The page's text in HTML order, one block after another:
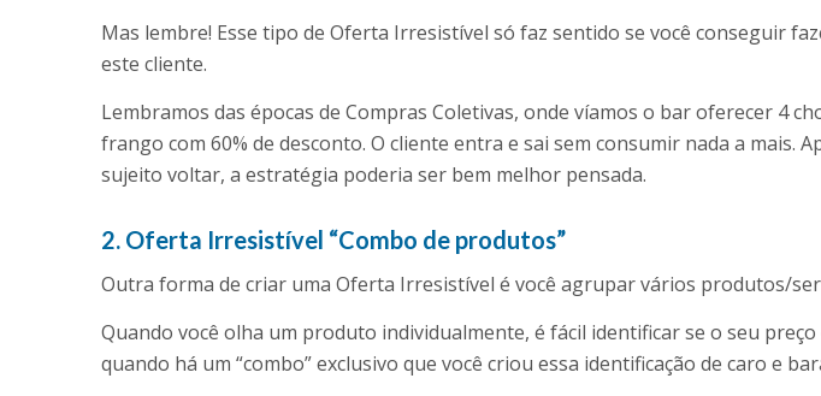
Mas lembre! Esse tipo de Oferta Irresistível só faz sentido se você conseguir
este cliente.
Lembramos das épocas de Compras Coletivas, onde víamos o bar oferecer 4
frango com 60% de desconto. O cliente entra e sai sem consumir nada a mais.
sujeito voltar, a estratégia poderia ser bem melhor pensada.
2. Oferta Irresistível “Combo de produtos”
Outra forma de criar uma Oferta Irresistível é você agrupar vários produtos/
Quando você olha um produto individualmente, é fácil identificar se o seu
quando há um “combo” exclusivo que você criou essa identificação de caro e